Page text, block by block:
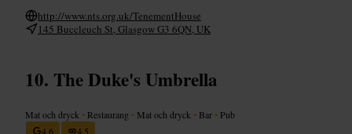
http://www.nts.org.uk/TenementHouse
145 Buccleuch St, Glasgow G3 6QN, UK
The Duke's Umbrella
Mat och dryck • Restaurang • Mat och dryck • Bar • Pub
4,6
4,5